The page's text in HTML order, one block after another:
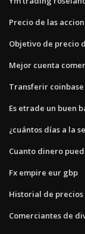
Precio de las
Objetivo de precio
Mejor cuenta
Transferir
Es etrade un buen
¿cuántos días a la
Cuanto dinero
Fx empire eur gbp
Historial de precios
Comerciantes de